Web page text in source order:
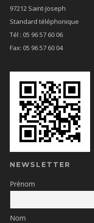
97212 Saint-Joseph
Standard téléphonique
Tél : 05 96 57 60 06
Fax: 05 96 57 60 04
NEWSLETTER
Prénom
Nom